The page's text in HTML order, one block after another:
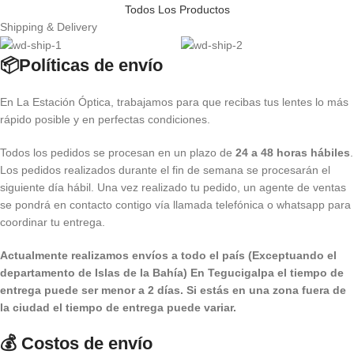
Todos Los Productos
Shipping & Delivery
📦Políticas de envío
En La Estación Óptica, trabajamos para que recibas tus lentes lo más
rápido posible y en perfectas condiciones.
Todos los pedidos se procesan en un plazo de 24 a 48 horas hábiles.
Los pedidos realizados durante el fin de semana se procesarán el
siguiente día hábil. Una vez realizado tu pedido, un agente de ventas
se pondrá en contacto contigo vía llamada telefónica o whatsapp para
coordinar tu entrega.
Actualmente realizamos envíos a todo el país (Exceptuando el
departamento de Islas de la Bahía) En Tegucigalpa el tiempo de
entrega puede ser menor a 2 días. Si estás en una zona fuera de
la ciudad el tiempo de entrega puede variar.
💰 Costos de envío